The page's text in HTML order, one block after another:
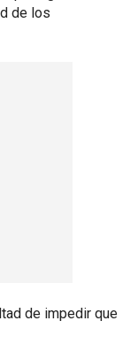
de los
de impedir que